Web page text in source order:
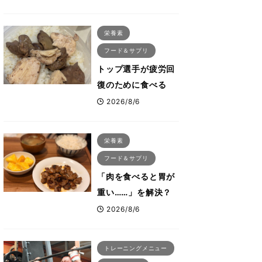
ットした納得の理
由 木澤大祐が解説
栄養素
フード＆サプリ
トップ選手が疲労回
復のために食べる
「リカバリー飯」と
た鶏レバー活用法
2026/8/6
栄養素
フード＆サプリ
「肉を食べると胃が
重い……」を解決？
トップボディビルダ
専門家がロジカル解
説
2026/8/6
トレーニングメニュー